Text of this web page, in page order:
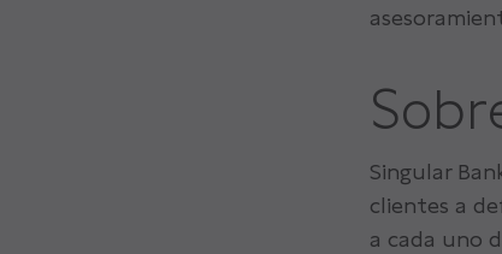
Singular
clientes a
a cada uno